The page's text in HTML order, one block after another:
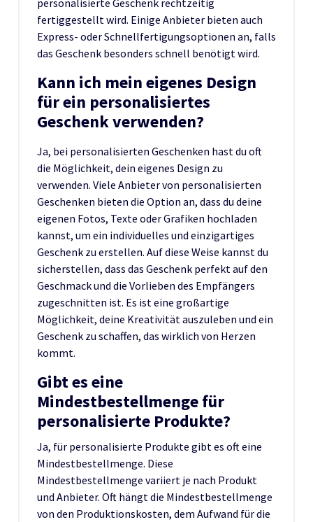
fertiggestellt wird. Einige Anbieter bieten auch
Express- oder Schnellfertigungsoptionen an, falls
das Geschenk besonders schnell benötigt wird.
Kann ich mein eigenes Design
für ein personalisiertes
Geschenk verwenden?
Ja, bei personalisierten Geschenken hast du oft
die Möglichkeit, dein eigenes Design zu
verwenden. Viele Anbieter von personalisierten
Geschenken bieten die Option an, dass du deine
eigenen Fotos, Texte oder Grafiken hochladen
kannst, um ein individuelles und einzigartiges
Geschenk zu erstellen. Auf diese Weise kannst du
sicherstellen, dass das Geschenk perfekt auf den
Geschmack und die Vorlieben des Empfängers
zugeschnitten ist. Es ist eine großartige
Möglichkeit, deine Kreativität auszuleben und ein
Geschenk zu schaffen, das wirklich von Herzen
kommt.
Gibt es eine
Mindestbestellmenge für
personalisierte Produkte?
Ja, für personalisierte Produkte gibt es oft eine
Mindestbestellmenge. Diese
Mindestbestellmenge variiert je nach Produkt
und Anbieter. Oft hängt die Mindestbestellmenge
von den Produktionskosten, dem Aufwand für die